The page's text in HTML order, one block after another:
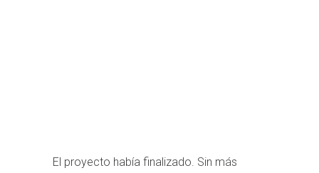
El proyecto había finalizado. Sin más